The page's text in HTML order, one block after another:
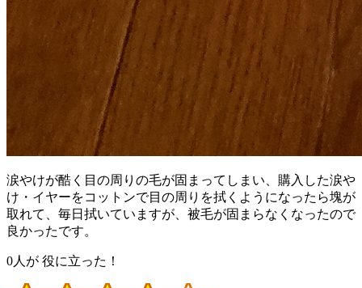
涙やけが酷く目の周りの毛が固まってしまい、購入した涙や
け・イヤーをコットンで目の周りを拭くようになったら塊が
取れて、毎日拭いていますが、被毛が固まらなくなったので
良かったです。
0人が 役に立った！